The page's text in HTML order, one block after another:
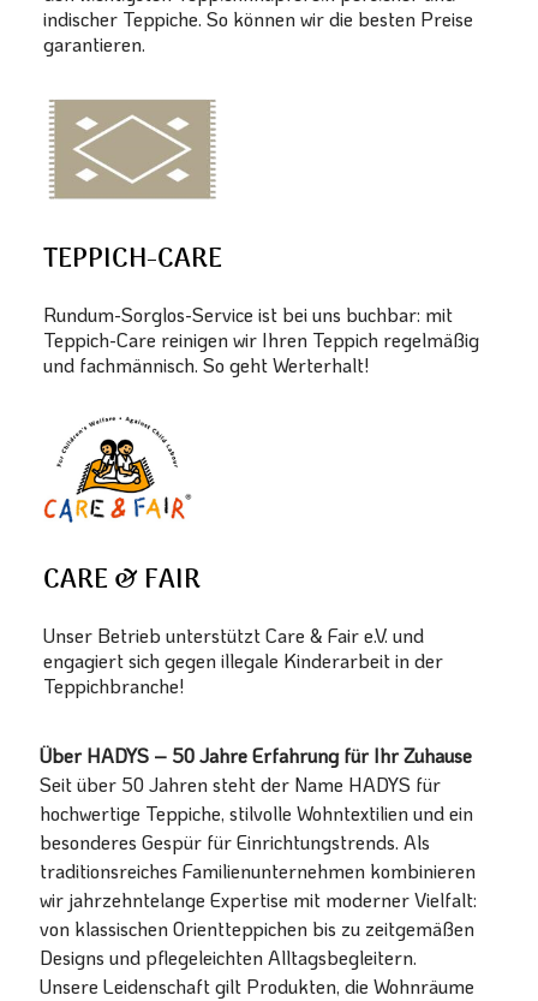
indischer Teppiche. So können wir die besten Preise
garantieren.
TEPPICH-CARE
Rundum-Sorglos-Service ist bei uns buchbar: mit
Teppich-Care reinigen wir Ihren Teppich regelmäßig
und fachmännisch. So geht Werterhalt!
CARE & FAIR
Unser Betrieb unterstützt Care & Fair e.V. und
engagiert sich gegen illegale Kinderarbeit in der
Teppichbranche!
Über HADYS – 50 Jahre Erfahrung für Ihr Zuhause
Seit über 50 Jahren steht der Name HADYS für
hochwertige Teppiche, stilvolle Wohntextilien und ein
besonderes Gespür für Einrichtungstrends. Als
traditionsreiches Familienunternehmen kombinieren
wir jahrzehntelange Expertise mit moderner Vielfalt:
von klassischen Orientteppichen bis zu zeitgemäßen
Designs und pflegeleichten Alltagsbegleitern.
Unsere Leidenschaft gilt Produkten, die Wohnräume